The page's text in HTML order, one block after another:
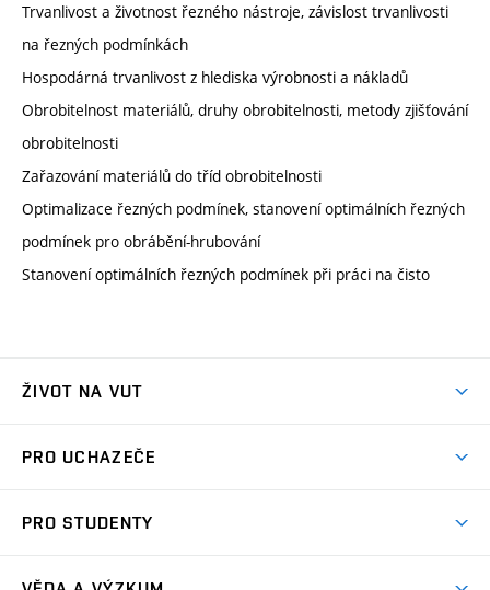
Trvanlivost a životnost řezného nástroje, závislost trvanlivosti
na řezných podmínkách
Hospodárná trvanlivost z hlediska výrobnosti a nákladů
Obrobitelnost materiálů, druhy obrobitelnosti, metody zjišťování
obrobitelnosti
Zařazování materiálů do tříd obrobitelnosti
Optimalizace řezných podmínek, stanovení optimálních řezných
podmínek pro obrábění-hrubování
Stanovení optimálních řezných podmínek při práci na čisto
ŽIVOT NA VUT
Koleje
PRO UCHAZEČE
Dny otevřených dveří
PRO STUDENTY